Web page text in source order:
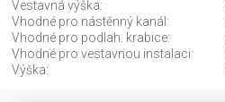
Vestavná výška:
Vhodné pro nástěnný kanál:
Vhodné pro podlah. krabice:
Vhodné pro vestavnou instalaci:
Výška: